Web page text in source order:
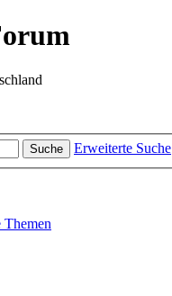
Suche Erweiterte Suche
Themen